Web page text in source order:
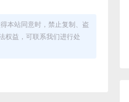
本站同意时，禁止复制、盗
权益，可联系我们进行处